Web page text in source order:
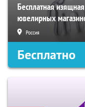
Бесплатная
ювелирных
Россия
Бесплатно